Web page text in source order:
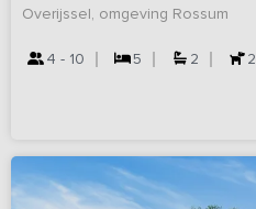
Overijssel, omgeving Rossum
4 - 10 5 2 2